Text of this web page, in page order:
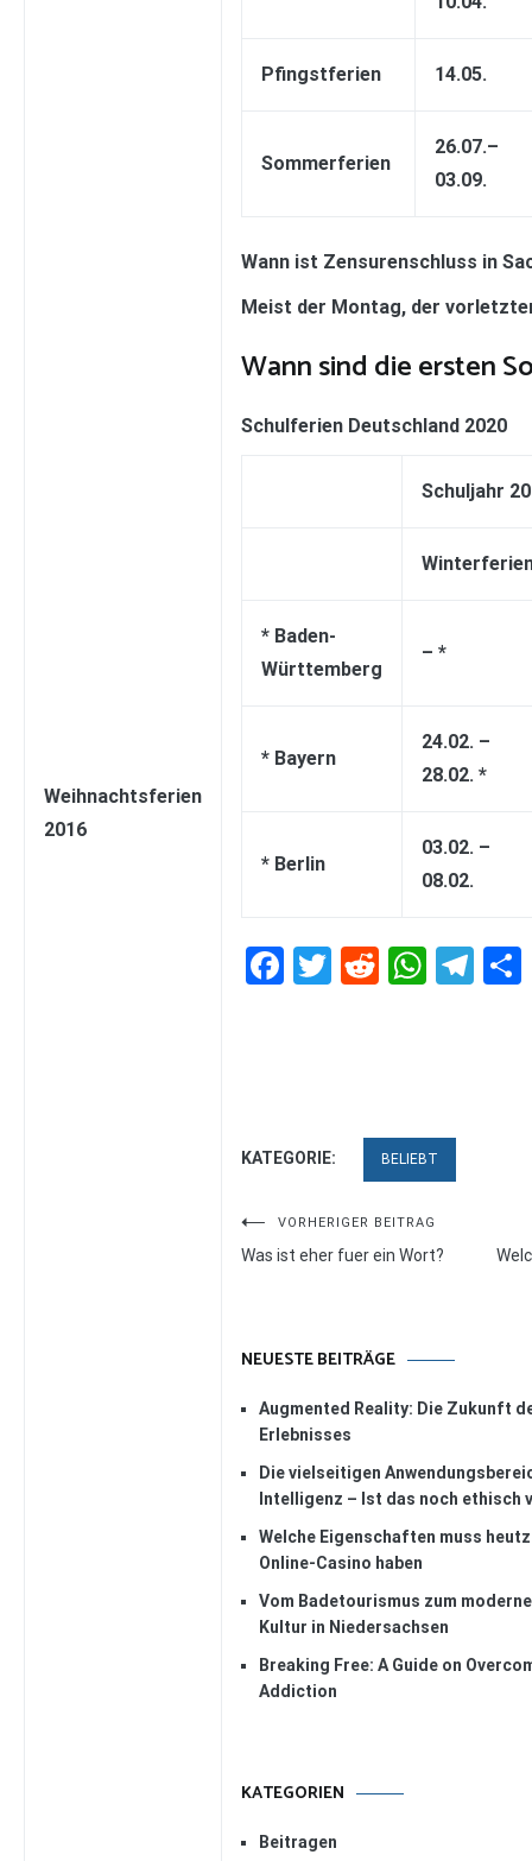
Weihnachtsferien
2016
Pfingstferien 14.05.
Sommerferien
26.07.–
03.09.
Wann ist Zensurenschluss in
Meist der Montag, der
Wann sind die ersten
Schulferien Deutschland 2020
Schuljahr
* Baden-
Württemberg
– *
* Bayern
24.02. –
28.02. *
* Berlin
03.02. –
08.02.
Facebook
Twitter
Reddit
KATEGORIE: BELIEBT
Beitragsnavigation
VORHERIGER BEITRAG
Was ist eher fuer ein Wort?
NEUESTE BEITRÄGE
Augmented Reality: Die Zukunft
Erlebnisses
Die vielseitigen
Intelligenz – Ist das noch ethisch
Welche Eigenschaften muss
Online-Casino haben
Vom Badetourismus zum
Kultur in Niedersachsen
Breaking Free: A Guide on
Addiction
KATEGORIEN
Beitragen